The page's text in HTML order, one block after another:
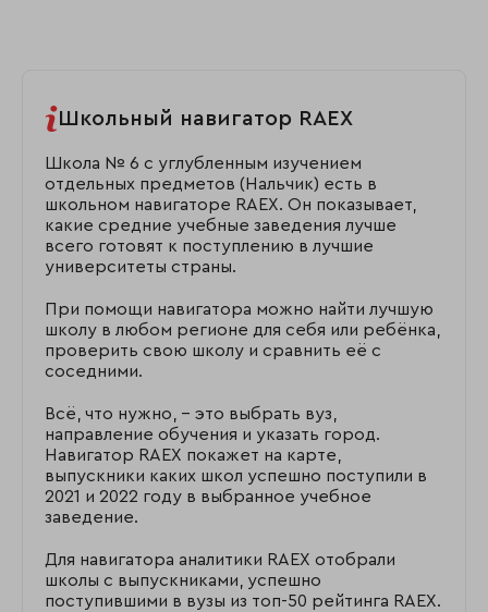
Школьный навигатор RAEX
Школа № 6 с углубленным изучением
отдельных предметов (Нальчик) есть в
школьном навигаторе RAEX. Он показывает,
какие средние учебные заведения лучше
всего готовят к поступлению в лучшие
университеты страны.
При помощи навигатора можно найти лучшую
школу в любом регионе для себя или ребёнка,
проверить свою школу и сравнить её с
соседними.
Всё, что нужно, – это выбрать вуз,
направление обучения и указать город.
Навигатор RAEX покажет на карте,
выпускники каких школ успешно поступили в
2021 и 2022 году в выбранное учебное
заведение.
Для навигатора аналитики RAEX отобрали
школы с выпускниками, успешно
поступившими в вузы из топ-50 рейтинга RAEX.